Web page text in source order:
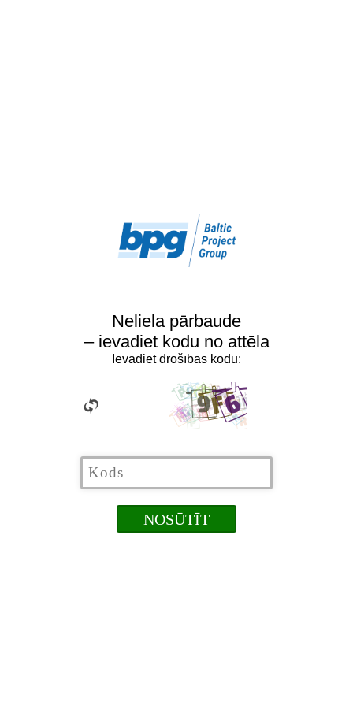
Neliela pārbaude
– ievadiet kodu no attēla
Ievadiet drošības kodu: